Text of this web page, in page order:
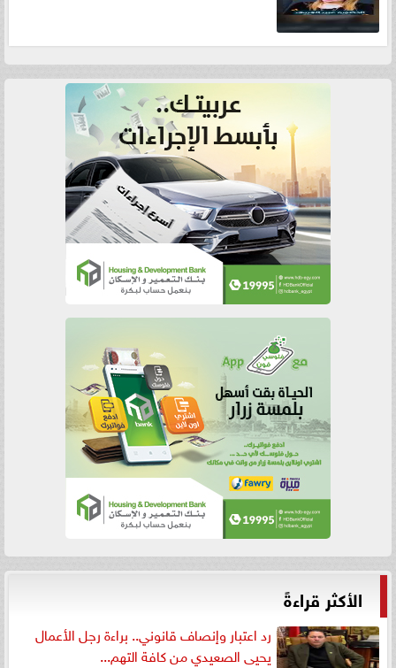
الأكثر قراءةً
رد اعتبار وإنصاف قانوني.. براءة رجل الأعمال
يحيى الصعيدي من كافة التهم...